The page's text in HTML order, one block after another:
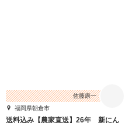
佐藤康一
福岡県朝倉市
送料込み【農家直送】26年 新にん